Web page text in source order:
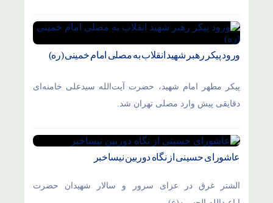
ورود پیکر رهبر شهید انقلاب به مصلی امام خمینی (ره)
پیکر مطهر امام شهید،‌ حضرت آیت‌الله سیدعلی خامنه‌ای
دقایقی پیش وارد مصلی تهران شد.
عاشورای حسینی از نگاه دوربین نیساخبر
الشتر غرق در عزای سرور و سالار شهیدان حضرت